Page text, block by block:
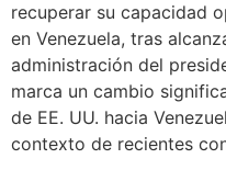
recuperar su capacidad
en Venezuela, tras
administración del
marca un cambio
de EE. UU. hacia
contexto de recientes